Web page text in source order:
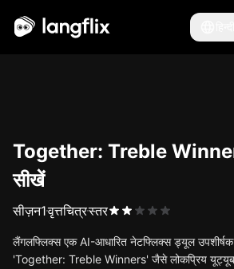
हिन्दी
Together: Treble
सीखें
सीज़न1वृत्तचित्रस्तर
लैंगलफ्लिक्स एक AI-आधारित नेटफ्लिक्स ड्यूल
'Together: Treble Winners' जैसे लोकप्रिय